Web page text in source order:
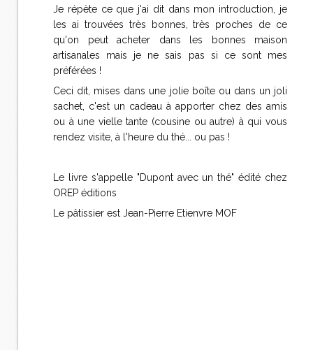
Je répète ce que j'ai dit dans mon introduction, je
les ai trouvées très bonnes, très proches de ce
qu'on peut acheter dans les bonnes maison
artisanales mais je ne sais pas si ce sont mes
préférées !
Ceci dit, mises dans une jolie boîte ou dans un joli
sachet, c'est un cadeau à apporter chez des amis
ou à une vielle tante (cousine ou autre) à qui vous
rendez visite, à l'heure du thé... ou pas !
Le livre s'appelle "Dupont avec un thé" édité chez
OREP éditions
Le pâtissier est Jean-Pierre Etienvre MOF